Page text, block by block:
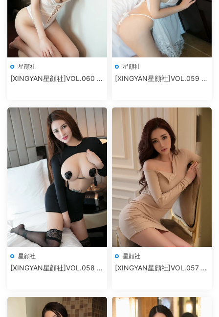
星顔社
[XINGYAN星顔社]VOL.060 麗
星顔社
[XINGYAN星顔社]VOL.059 雪
星顔社
[XINGYAN星顔社]VOL.058 冷
星顔社
[XINGYAN星顔社]VOL.057 孫